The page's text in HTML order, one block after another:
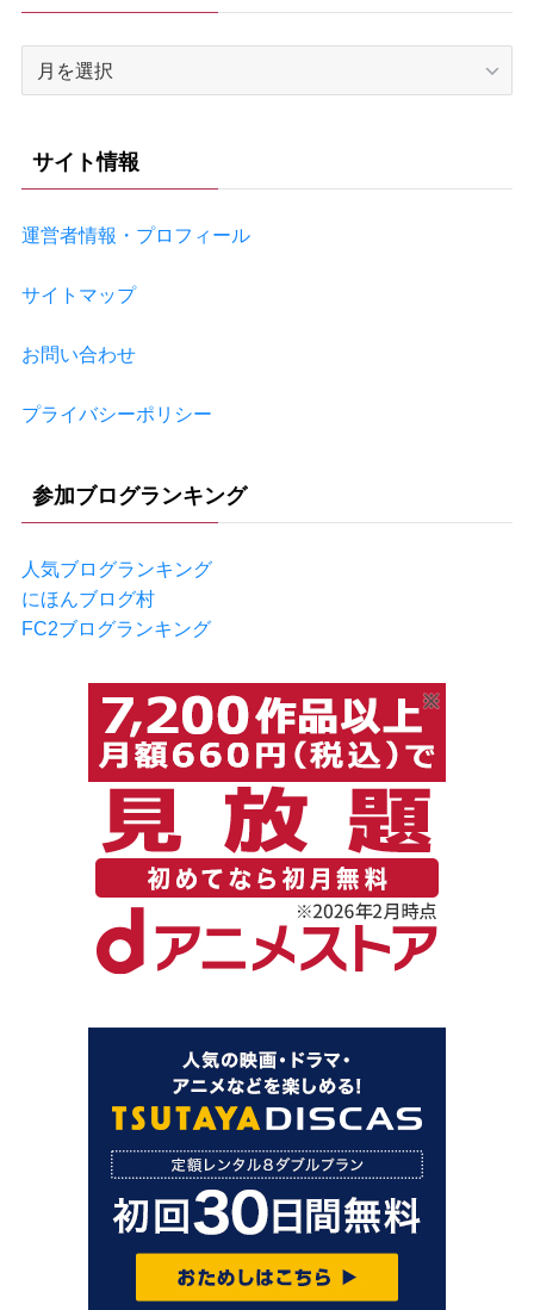
イ
サイト情報
運営者情報・プロフィール
サイトマップ
お問い合わせ
プライバシーポリシー
参加ブログランキング
人気ブログランキング
にほんブログ村
FC2ブログランキング